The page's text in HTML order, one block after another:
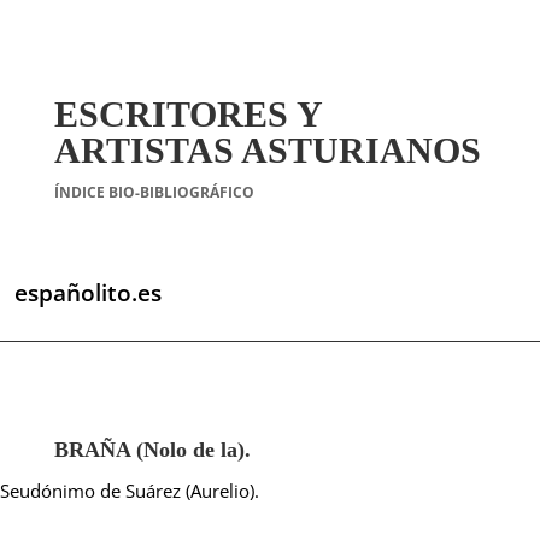
ESCRITORES Y
ARTISTAS ASTURIANOS
ÍNDICE BIO-BIBLIOGRÁFICO
españolito.es
BRAÑA (Nolo de la).
Seudónimo de Suárez (Aurelio).